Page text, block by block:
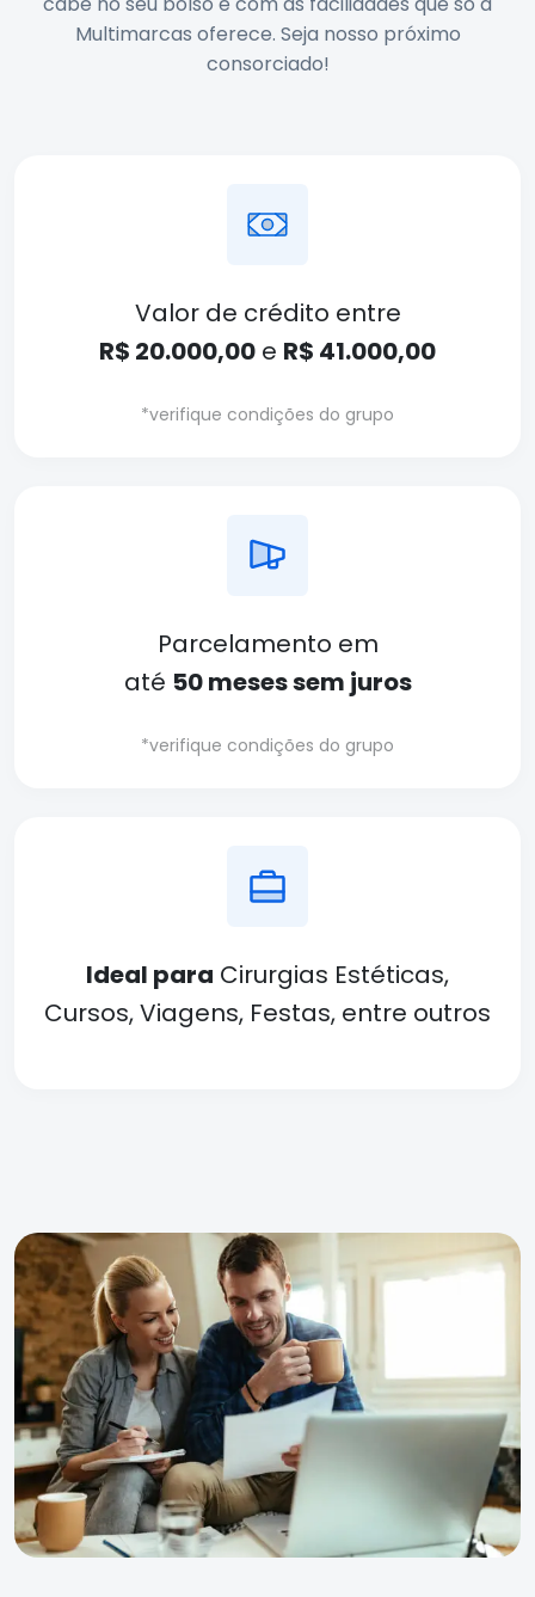
Multimarcas oferece. Seja nosso próximo
consorciado!
Valor de crédito entre
R$ 20.000,00 e R$ 41.000,00
*verifique condições do grupo
Parcelamento em
até 50 meses sem juros
*verifique condições do grupo
Ideal para Cirurgias Estéticas,
Cursos, Viagens, Festas, entre outros